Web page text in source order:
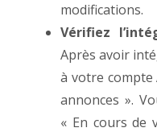
modifications.
Vérifiez
Après avoir
à votre compte
annonces ».
« En cours de